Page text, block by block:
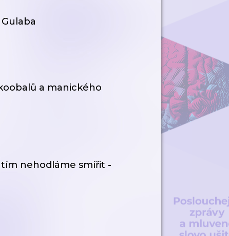
a manického
tím nehodláme smířit -